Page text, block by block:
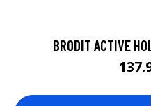
BRODIT ACTIVE